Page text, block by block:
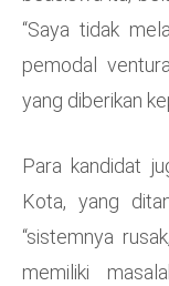
“Saya tidak
pemodal
yang diberikan
Para kandidat
Kota, yang
“sistemnya
memiliki